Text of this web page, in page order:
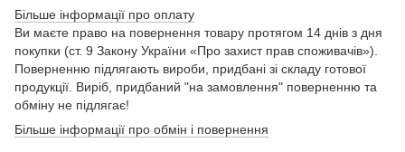
Більше інформації про оплату
Ви маєте право на повернення товару протягом 14 днів з дня
покупки (ст. 9 Закону України «Про захист прав споживачів»).
Поверненню підлягають вироби, придбані зі складу готової
продукції. Виріб, придбаний "на замовлення" поверненню та
обміну не підлягає!
Більше інформації про обмін і повернення